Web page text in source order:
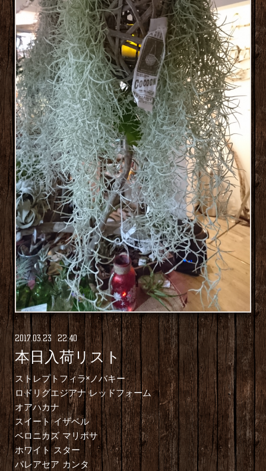
2017.03.23 22:40
本日入荷リスト
ストレプトフィラ×ノバキー
ロドリグエジアナ レッドフォーム
オアハカナ
スイート イザベル
ベロニカズ マリポサ
ホワイト スター
パレアセア カンタ